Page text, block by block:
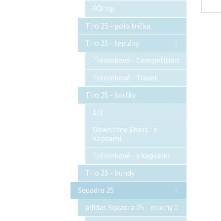
Půl zip
Tiro 25 - polo trička
Tiro 25 - tepláky
Tréninkové - Competition
Tréninkové - Travel
Tiro 25 - šortky
1/2
Downtime Short - s
kapsami
Tréninkové - s kapsami
Tiro 25 - bundy
Squadra 25
adidas Squadra 25 - mikiny